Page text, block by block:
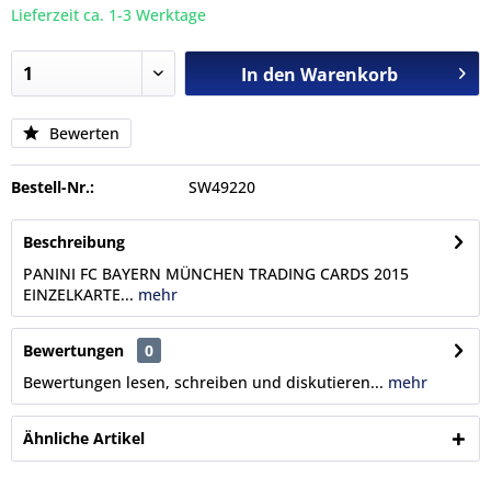
Lieferzeit ca. 1-3 Werktage
In den Warenkorb
Bewerten
Bestell-Nr.: SW49220
Beschreibung
PANINI FC BAYERN MÜNCHEN TRADING CARDS 2015
EINZELKARTE... mehr
Bewertungen
0
Bewertungen lesen, schreiben und diskutieren... mehr
Ähnliche Artikel